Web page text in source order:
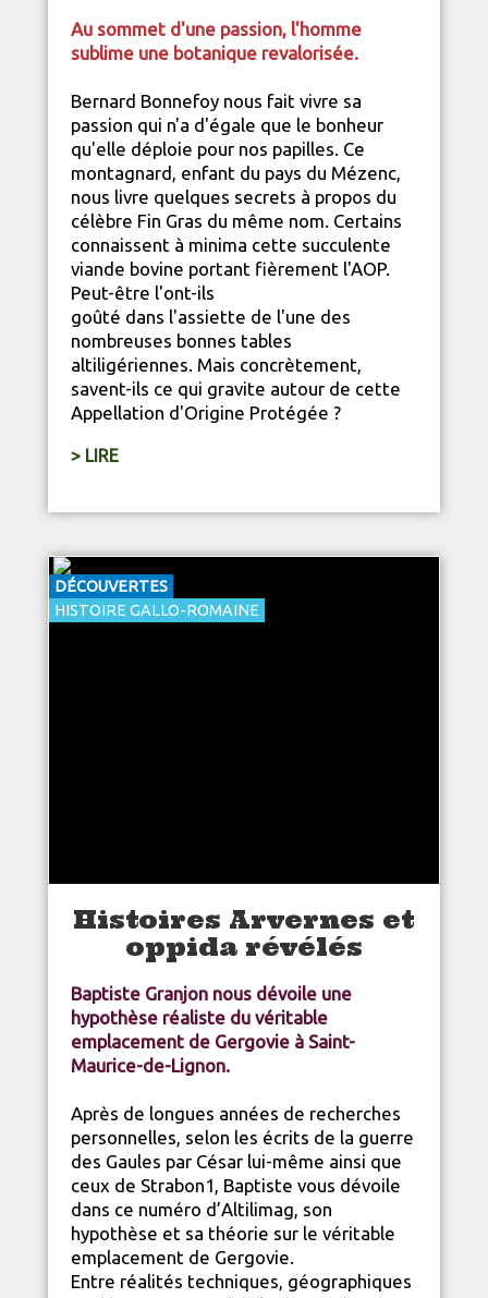
Au sommet d'une passion, l'homme
sublime une botanique revalorisée.
Bernard Bonnefoy nous fait vivre sa
passion qui n'a d'égale que le bonheur
qu'elle déploie pour nos papilles. Ce
montagnard, enfant du pays du Mézenc,
nous livre quelques secrets à propos du
célèbre Fin Gras du même nom. Certains
connaissent à minima cette succulente
viande bovine portant fièrement l'AOP.
Peut-être l'ont-ils
goûté dans l'assiette de l'une des
nombreuses bonnes tables
altiligériennes. Mais concrètement,
savent-ils ce qui gravite autour de cette
Appellation d'Origine Protégée ?
> LIRE
DÉCOUVERTES
HISTOIRE GALLO-ROMAINE
Histoires Arvernes et
oppida révélés
Baptiste Granjon nous dévoile une
hypothèse réaliste du véritable
emplacement de Gergovie à Saint-
Maurice-de-Lignon.
Après de longues années de recherches
personnelles, selon les écrits de la guerre
des Gaules par César lui-même ainsi que
ceux de Strabon1, Baptiste vous dévoile
dans ce numéro d’Altilimag, son
hypothèse et sa théorie sur le véritable
emplacement de Gergovie.
Entre réalités techniques, géographiques